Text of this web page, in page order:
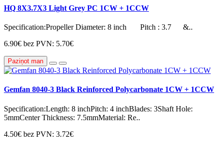
HQ 8X3.7X3 Light Grey PC 1CW + 1CCW
Specification:Propeller Diameter: 8 inch Pitch : 3.7 &..
6.90€ bez PVN: 5.70€
Paziņot man
Gemfan 8040-3 Black Reinforced Polycarbonate 1CW + 1CCW
Specification:Length: 8 inchPitch: 4 inchBlades: 3Shaft Hole:
5mmCenter Thickness: 7.5mmMaterial: Re..
4.50€ bez PVN: 3.72€